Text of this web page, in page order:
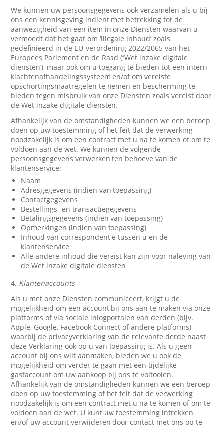
We kunnen uw persoonsgegevens ook verzamelen als u bij
ons een kennisgeving indient met betrekking tot de
aanwezigheid van een item in onze Diensten waarvan u
vermoedt dat het gaat om ‘illegale inhoud’ zoals
gedefinieerd in de EU-verordening 2022/2065 van het
Europees Parlement en de Raad (‘’Wet inzake digitale
diensten’), maar ook om u toegang te bieden tot een intern
klachtenafhandelingssysteem en/of om vereiste
opschortingsmaatregelen te nemen en bescherming te
bieden tegen misbruik van onze Diensten zoals vereist door
de Wet inzake digitale diensten.
Afhankelijk van de omstandigheden kunnen we een beroep
doen op uw toestemming of het feit dat de verwerking
noodzakelijk is om een contract met u na te komen of om te
voldoen aan de wet. We kunnen de volgende
persoonsgegevens verwerken ten behoeve van de
klantenservice:
Naam
Adresgegevens (indien van toepassing)
Contactgegevens
Bestellings- en transactiegegevens
Betalingsgegevens (indien van toepassing)
Opmerkingen (indien van toepassing)
Inhoud van correspondentie tussen u en de
klantenservice
Alle andere inhoud die vereist kan zijn voor naleving van
de Wet inzake digitale diensten
4. Klantenaccounts
Als u met onze Diensten communiceert, krijgt u de
mogelijkheid om een account bij ons aan te maken via onze
platforms of via sociale inlogportalen van derden (bijv.
Apple, Google, Facebook Connect of andere platforms)
waarbij de privacyverklaring van de relevante derde naast
deze Verklaring ook op u van toepassing is. Als u geen
account bij ons wilt aanmaken, bieden we u ook de
mogelijkheid om verder te gaan met een tijdelijke
gastaccount om uw aankoop bij ons te voltooien.
Afhankelijk van de omstandigheden kunnen we een beroep
doen op uw toestemming of het feit dat de verwerking
noodzakelijk is om een contract met u na te komen of om te
voldoen aan de wet. U kunt uw toestemming intrekken
en/of uw account verwijderen door contact met ons op te